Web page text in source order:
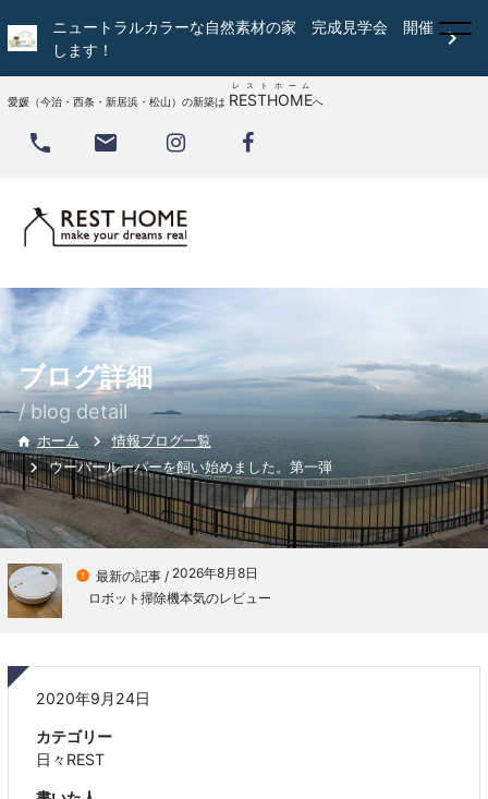
ニュートラルカラーな自然素材の家 完成見学会 開催
します！

愛媛（今治・西条・新居浜・松山）の新築は RESTHOME
レストホーム
へ
 
ブログ詳細
/ blog detail
 ホーム
情報ブログ一覧
ウーパールーパーを飼い始めました。第一弾
 最新の記事 / 2026年8月8日
ロボット掃除機本気のレビュー
2020年9月24日
カテゴリー
日々REST